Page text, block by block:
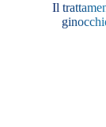
Il